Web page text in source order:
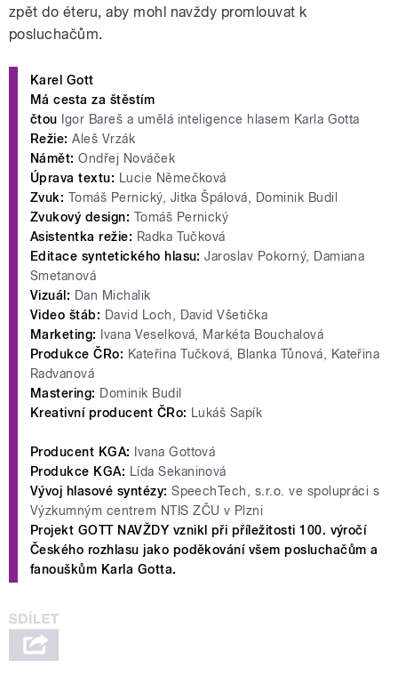
zpět do éteru, aby mohl navždy promlouvat k
posluchačům.
Karel Gott
Má cesta za štěstím
čtou Igor Bareš a umělá inteligence hlasem Karla Gotta
Režie: Aleš Vrzák
Námět: Ondřej Nováček
Úprava textu: Lucie Němečková
Zvuk: Tomáš Pernický, Jitka Špálová, Dominik Budil
Zvukový design: Tomáš Pernický
Asistentka režie: Radka Tučková
Editace syntetického hlasu: Jaroslav Pokorný, Damiana
Smetanová
Vizuál: Dan Michalik
Video štáb: David Loch, David Všetička
Marketing:
Ivana Veselková, Markéta Bouchalová
Produkce ČRo: Kateřina Tučková, Blanka Tůnová, Kateřina
Radvanová
Mastering: Dominik Budil
Kreativní producent ČRo: Lukáš Sapík
Producent KGA:
Ivana Gottová
Produkce KGA: Lída Sekaninová
Vývoj hlasové syntézy: SpeechTech, s.r.o. ve spolupráci s
Výzkumným centrem NTIS ZČU v Plzni
Projekt GOTT NAVŽDY vznikl při příležitosti 100. výročí
Českého rozhlasu jako poděkování všem posluchačům a
fanouškům Karla Gotta.